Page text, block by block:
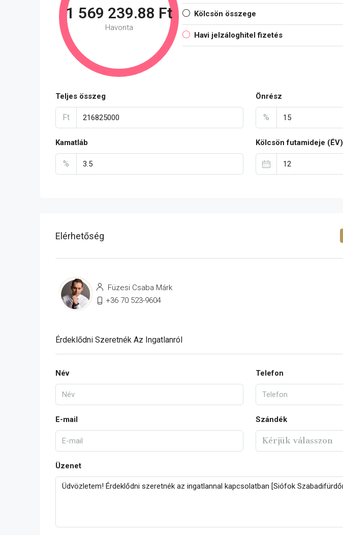
1 569 239.88 Ft
Havonta
Kölcsön összege
Havi jelzáloghitel fizetés
Teljes összeg
Ft
Önrész
%
Kamatláb
%
Kölcsön futamideje (ÉV)
Elérhetőség
Füzesi Csaba Márk
+36 70 523-9604
Érdeklődni Szeretnék Az Ingatlanról
Név Telefon
E-mail Szándék
Kérjük válasszon
Üzenet